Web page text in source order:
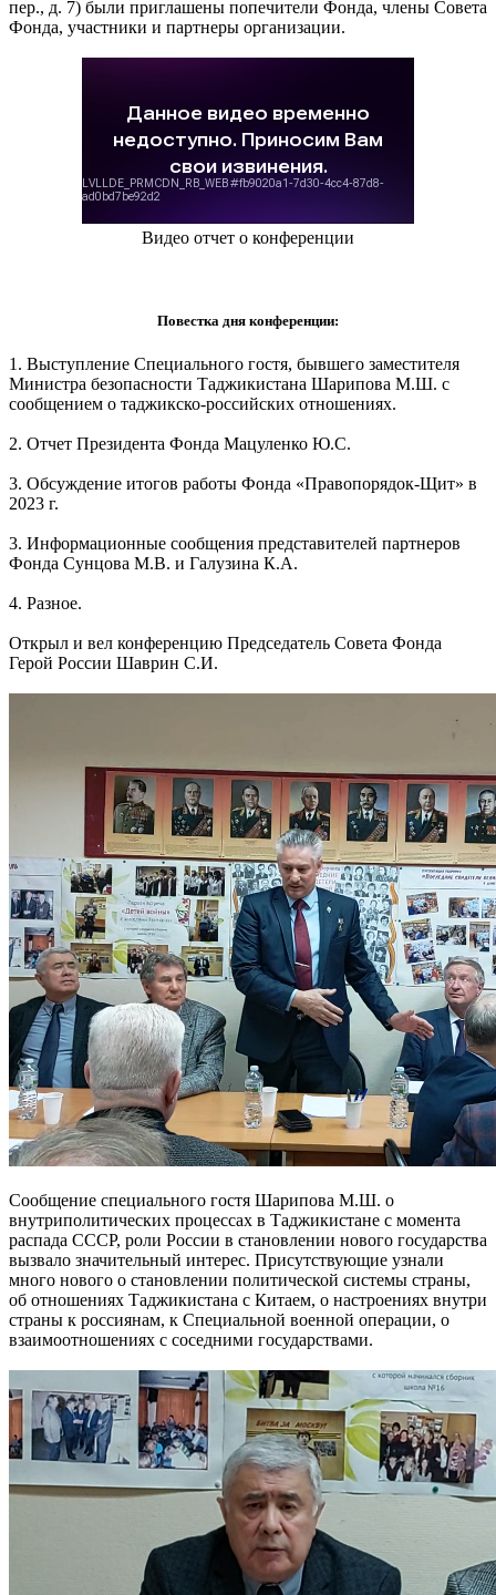
пер., д. 7) были приглашены попечители Фонда, члены Совета
Фонда, участники и партнеры организации.
Видео отчет о конференции
Повестка дня конференции:
1. Выступление Специального гостя, бывшего заместителя
Министра безопасности Таджикистана Шарипова М.Ш. с
сообщением о таджикско-российских отношениях.
2. Отчет Президента Фонда Мацуленко Ю.С.
3. Обсуждение итогов работы Фонда «Правопорядок-Щит» в
2023 г.
3. Информационные сообщения представителей партнеров
Фонда Сунцова М.В. и Галузина К.А.
4. Разное.
Открыл и вел конференцию Председатель Совета Фонда
Герой России Шаврин С.И.
Сообщение специального гостя Шарипова М.Ш. о
внутриполитических процессах в Таджикистане с момента
распада СССР, роли России в становлении нового государства
вызвало значительный интерес. Присутствующие узнали
много нового о становлении политической системы страны,
об отношениях Таджикистана с Китаем, о настроениях внутри
страны к россиянам, к Специальной военной операции, о
взаимоотношениях с соседними государствами.